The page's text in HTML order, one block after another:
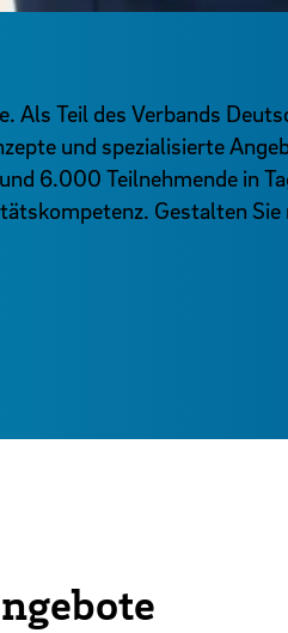
Teil des Verbands
und spezialisierte
6.000 Teilnehmende in
Gestalten